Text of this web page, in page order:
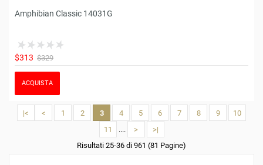
Amphibian Classic 14031G
$313 $329
ACQUISTA
|< < 1 2 3 4 5 6 7 8 9
10
11
.... >
>|
Risultati 25-36 di 961 (81 Pagine)